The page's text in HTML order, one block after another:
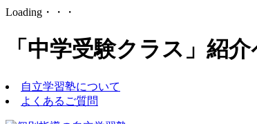
Loading・・・
「中学受験クラス」紹
自立学習塾について
よくあるご質問